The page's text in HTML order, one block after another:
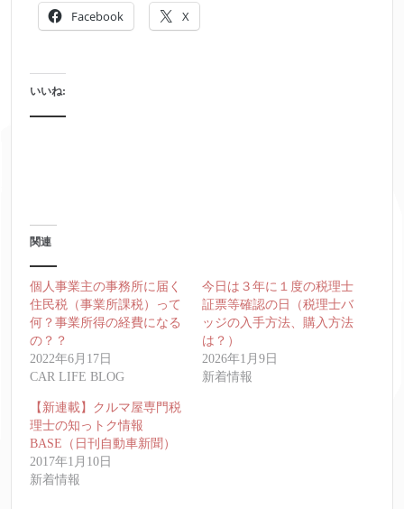
Facebook X
いいね:
関連
個人事業主の事務所に届く
住民税（事業所課税）って
何？事業所得の経費になる
の？？
2022年6月17日
CAR LIFE BLOG
今日は３年に１度の税理士
証票等確認の日（税理士バ
ッジの入手方法、購入方法
は？）
2026年1月9日
新着情報
【新連載】クルマ屋専門税
理士の知っトク情報
BASE（日刊自動車新聞）
2017年1月10日
新着情報